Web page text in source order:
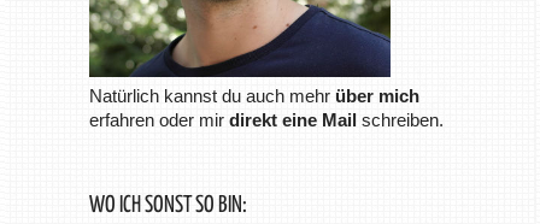
Natürlich kannst du auch mehr über mich
erfahren oder mir direkt eine Mailschreiben.
WO ICH SONST SO BIN: